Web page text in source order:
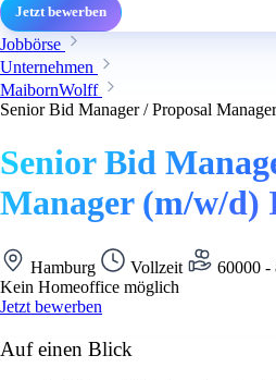
Jetzt bewerben
Jobbörse
Unternehmen
MaibornWolff
Senior Bid Manager / Proposal
Senior Bid
Manager (m/w/d)
Hamburg Vollzeit
60000 -
Kein Homeoffice möglich
Jetzt bewerben
Auf einen Blick